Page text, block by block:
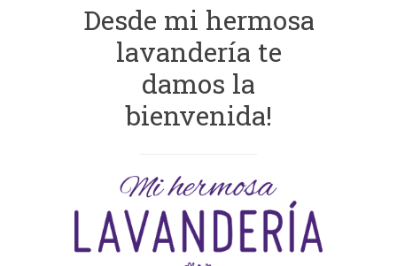
Desde mi hermosa
lavandería te
damos la
bienvenida!